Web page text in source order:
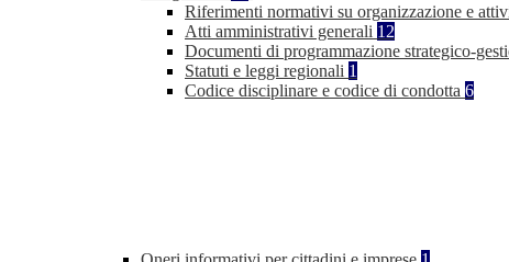
Riferimenti normativi su organizzazione e
Atti amministrativi generali 12
Documenti di programmazione strategico-
Statuti e leggi regionali 1
Codice disciplinare e codice di condotta 6